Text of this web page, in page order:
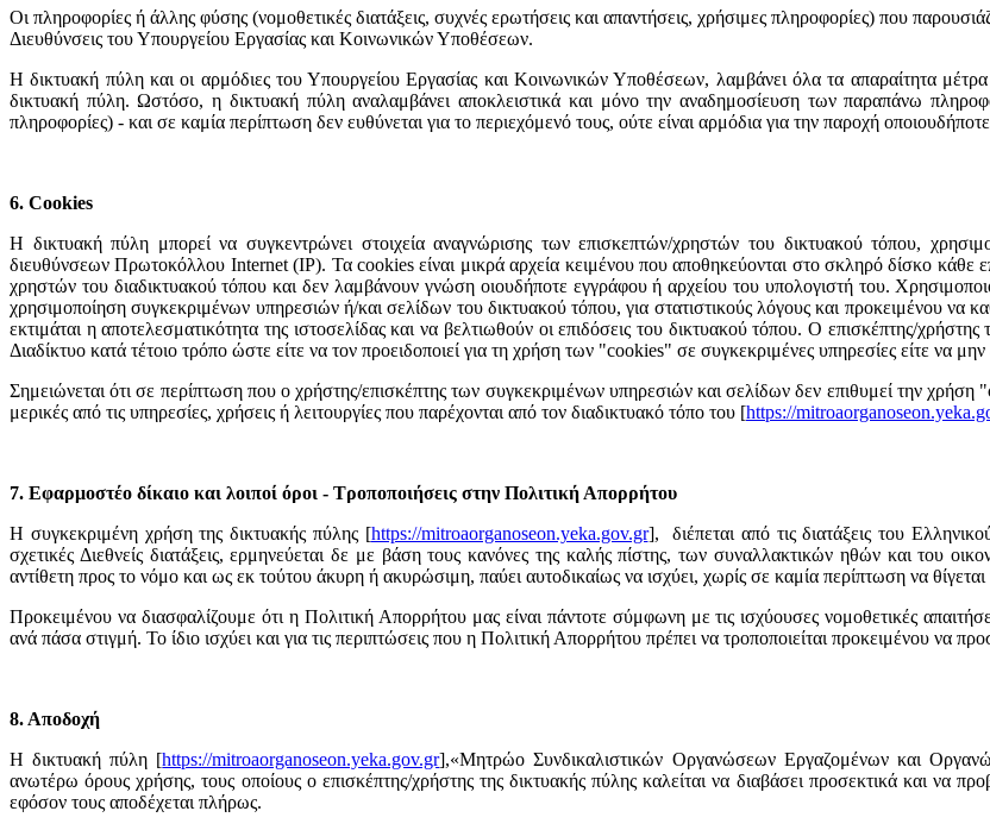
Οι πληροφορίες ή άλλης φύσης (νομοθετικές διατάξεις, συχνές ερωτήσεις και απαντήσεις, χρήσιμες πληροφορίες) που
Διευθύνσεις του Υπουργείου Εργασίας και Κοινωνικών Υποθέσεων.
Η δικτυακή πύλη και οι αρμόδιες του Υπουργείου Εργασίας και Κοινωνικών Υποθέσεων, λαμβάνει όλα τα απαραίτητα
δικτυακή πύλη. Ωστόσο, η δικτυακή πύλη αναλαμβάνει αποκλειστικά και μόνο την αναδημοσίευση των παραπάνω
πληροφορίες) - και σε καμία περίπτωση δεν ευθύνεται για το περιεχόμενό τους, ούτε είναι αρμόδια για την παροχή
6. Cookies
Η δικτυακή πύλη μπορεί να συγκεντρώνει στοιχεία αναγνώρισης των επισκεπτών/χρηστών του δικτυακού τόπου,
διευθύνσεων Πρωτοκόλλου Internet (IP). Τα cookies είναι μικρά αρχεία κειμένου που αποθηκεύονται στο σκληρό δίσκο κάθε
χρηστών του διαδικτυακού τόπου και δεν λαμβάνουν γνώση οιουδήποτε εγγράφου ή αρχείου του υπολογιστή του.
χρησιμοποίηση συγκεκριμένων υπηρεσιών ή/και σελίδων του δικτυακού τόπου, για στατιστικούς λόγους και προκειμένου να
εκτιμάται η αποτελεσματικότητα της ιστοσελίδας και να βελτιωθούν οι επιδόσεις του δικτυακού τόπου. Ο επισκέπτης/
Διαδίκτυο κατά τέτοιο τρόπο ώστε είτε να τον προειδοποιεί για τη χρήση των "cookies" σε συγκεκριμένες υπηρεσίες είτε να
Σημειώνεται ότι σε περίπτωση που ο χρήστης/επισκέπτης των συγκεκριμένων υπηρεσιών και σελίδων δεν επιθυμεί την
μερικές από τις υπηρεσίες, χρήσεις ή λειτουργίες που παρέχονται από τον διαδικτυακό τόπο του [https://
7. Εφαρμοστέο δίκαιο και λοιποί όροι - Τροποποιήσεις στην Πολιτική Απορρήτου
Η συγκεκριμένη χρήση της δικτυακής πύλης [https://mitroaorganoseon.yeka.gov.gr], διέπεται από τις διατάξεις του
σχετικές Διεθνείς διατάξεις, ερμηνεύεται δε με βάση τους κανόνες της καλής πίστης, των συναλλακτικών ηθών και του
αντίθετη προς το νόμο και ως εκ τούτου άκυρη ή ακυρώσιμη, παύει αυτοδικαίως να ισχύει, χωρίς σε καμία περίπτωση να
Προκειμένου να διασφαλίζουμε ότι η Πολιτική Απορρήτου μας είναι πάντοτε σύμφωνη με τις ισχύουσες νομοθετικές
ανά πάσα στιγμή. Το ίδιο ισχύει και για τις περιπτώσεις που η Πολιτική Απορρήτου πρέπει να τροποποιείται προκειμένου να
8. Αποδοχή
Η δικτυακή πύλη [https://mitroaorganoseon.yeka.gov.gr],«Μητρώο Συνδικαλιστικών Οργανώσεων Εργαζομένων και
ανωτέρω όρους χρήσης, τους οποίους ο επισκέπτης/χρήστης της δικτυακής πύλης καλείται να διαβάσει προσεκτικά και να
εφόσον τους αποδέχεται πλήρως.